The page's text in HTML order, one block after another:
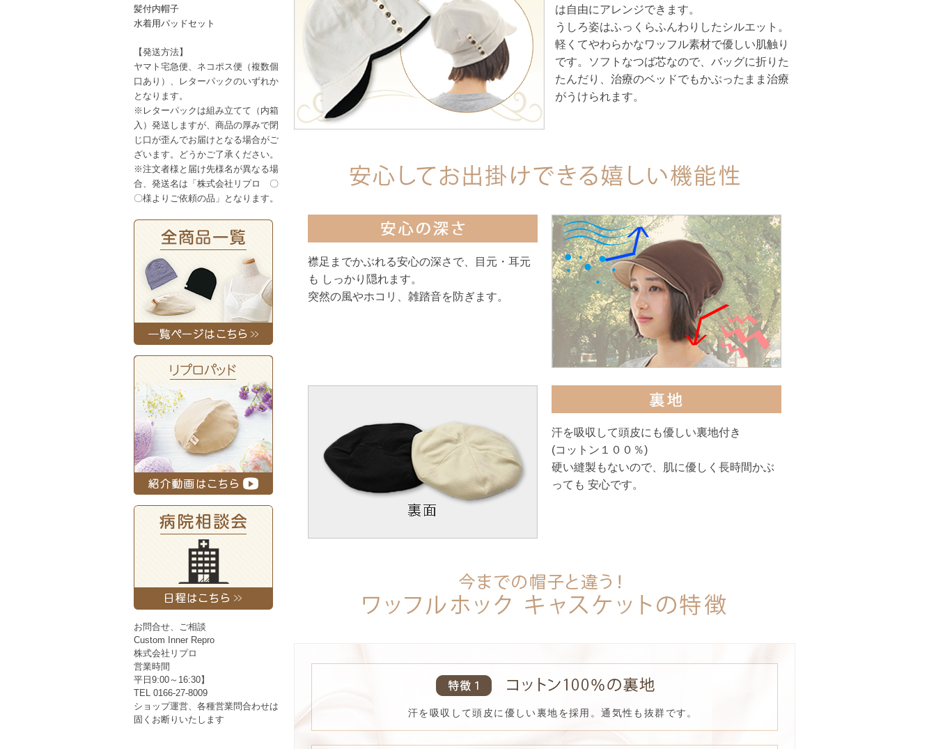
は自由にアレンジできます。
うしろ姿はふっくらふんわりしたシルエット。
軽くてやわらかなワッフル素材で優しい肌触り
です。ソフトなつば芯なので、バッグに折りた
たんだり、治療のベッドでもかぶったまま治療
がうけられます。
襟足までかぶれる安心の深さで、目元・耳元
も しっかり隠れます。
突然の風やホコリ、雑踏音を防ぎます。
汗を吸収して頭皮にも優しい裏地付き
(コットン１００％)
硬い縫製もないので、肌に優しく長時間かぶ
っても 安心です。
汗を吸収して頭皮に優しい裏地を採用。通気性も抜群です。
髪付内帽子
水着用パッドセット
【発送方法】
ヤマト宅急便、ネコポス便 （複数個
口あり） 、レターパックのいずれか
となります。
※レターパックは組み立てて（内箱
入）発送しますが、商品の厚みで閉
じ口が歪んでお届けとなる場合がご
ざいます。どうかご了承ください。
※注文者様と届け先様名が異なる場
合、発送名は「株式会社リプロ 〇
〇様よりご依頼の品」となります。
お問合せ、ご相談
Custom Inner Repro
株式会社リプロ
営業時間
平日9:00～16:30】
TEL 0166-27-8009
ショップ運営、各種営業問合わせは
固くお断りいたします